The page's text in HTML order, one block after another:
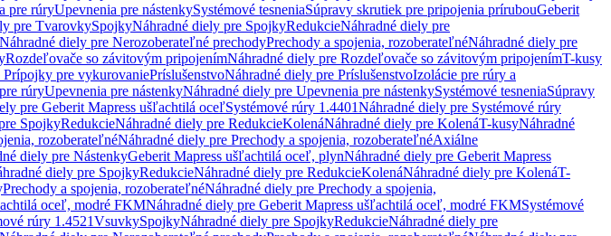
pre rúryUpevnenia pre nástenkySystémové tesneniaSúpravy skrutiek pre pripojenia prírubouGeberit
pre TvarovkySpojkyNáhradné diely pre SpojkyRedukcieNáhradné diely pre
Náhradné diely pre Nerozoberateľné prechodyPrechody a spojenia, rozoberateľnéNáhradné diely pre
Rozdeľovače so závitovým pripojenímNáhradné diely pre Rozdeľovače so závitovým pripojenímT-kusy
Prípojky pre vykurovaniePríslušenstvoNáhradné diely pre PríslušenstvoIzolácie pre rúry a
rúryUpevnenia pre nástenkyNáhradné diely pre Upevnenia pre nástenkySystémové tesneniaSúpravy
pre Geberit Mapress ušľachtilá oceľSystémové rúry 1.4401Náhradné diely pre Systémové rúry
SpojkyRedukcieNáhradné diely pre RedukcieKolenáNáhradné diely pre KolenáT-kusyNáhradné
rozoberateľnéNáhradné diely pre Prechody a spojenia, rozoberateľnéAxiálne
diely pre NástenkyGeberit Mapress ušľachtilá oceľ, plynNáhradné diely pre Geberit Mapress
diely pre SpojkyRedukcieNáhradné diely pre RedukcieKolenáNáhradné diely pre KolenáT-
Prechody a spojenia, rozoberateľnéNáhradné diely pre Prechody a spojenia,
oceľ, modré FKMNáhradné diely pre Geberit Mapress ušľachtilá oceľ, modré FKMSystémové
rúry 1.4521VsuvkySpojkyNáhradné diely pre SpojkyRedukcieNáhradné diely pre